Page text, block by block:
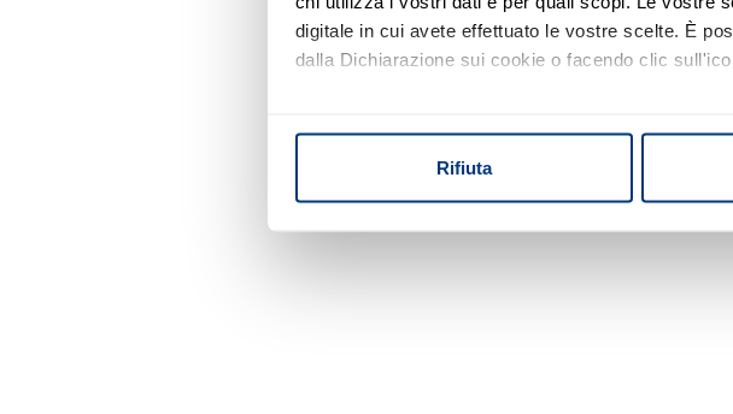
digitale in cui avete effettuato le vostre scelte. È
dalla Dichiarazione sui cookie o facendo clic
Identificare il tuo dispositivo,
digitali).
Rifiuta
Prova a
a